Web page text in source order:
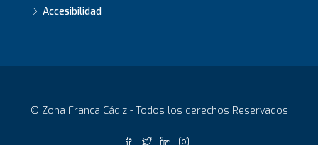
Accesibilidad
© Zona Franca Cádiz - Todos los derechos Reservados